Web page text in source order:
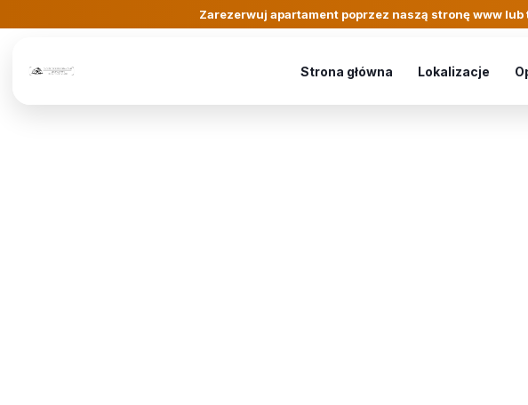
Zarezerwuj apartament poprzez naszą stronę www
Strona główna Lokalizacje